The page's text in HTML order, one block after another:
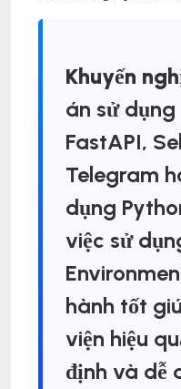
Khuyến
án sử dụng
FastAPI,
Telegram
dụng
việc sử
hành tốt
viện hiệu
định và dễ